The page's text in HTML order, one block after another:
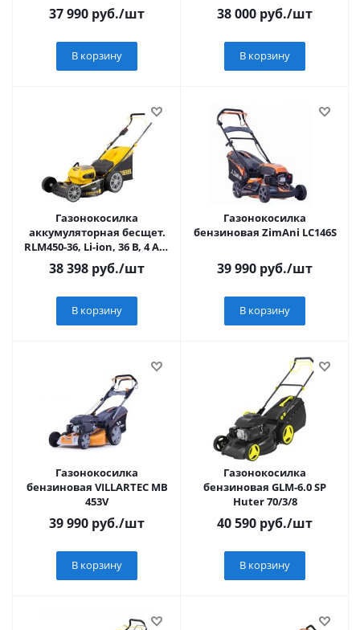
37 990 руб./шт
В корзину
38 000 руб./шт
В корзину
Газонокосилка
аккумуляторная бесщет.
RLM450-36, Li-ion, 36 В, 4 Ач,
450 мм, травосб. 40 л.//
Denzel
38 398 руб./шт
В корзину
Газонокосилка
бензиновая ZimAni LC146S
39 990 руб./шт
В корзину
Газонокосилка
бензиновая VILLARTEC MB
453V
39 990 руб./шт
В корзину
Газонокосилка
бензиновая GLM-6.0 SP
Huter 70/3/8
40 590 руб./шт
В корзину